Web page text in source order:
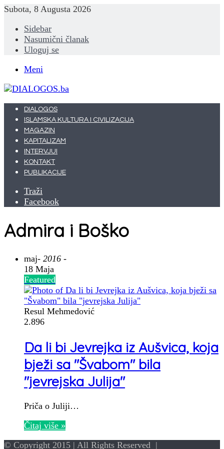
Subota, 8 Augusta 2026
Sidebar
Nasumični članak
Uloguj se
Meni
DIALOGOS
ISLAMSKA KULTURA I CIVILIZACIJA
MAGAZIN
KAPITALIZAM
INTERVJUI
KONTAKT
PUBLIKACIJE
Traži
Facebook
Admira i Boško
maj- 2016 -
18 Maja
Featured
Resul Mehmedović
2.896
Da li bi Jevrejka iz Aušvica, koja
bježi sa "Švabom" bila
"jevrejska Julija"
Priča o Juliji…
Čitaj više »
© Copyright 2015 | All Rights Reserved |